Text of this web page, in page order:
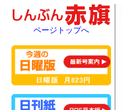
ページトップへ